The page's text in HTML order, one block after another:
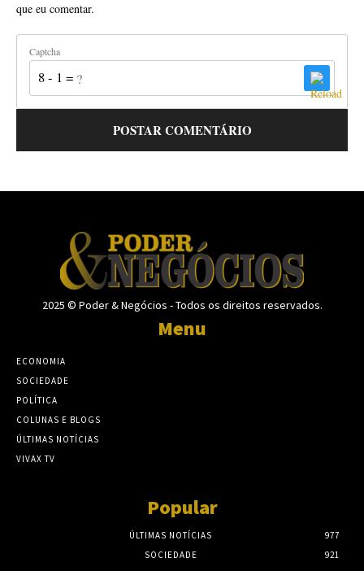
que eu comentar.
Captcha
8 - 1 = ?
2025 © Poder & Negócios - Todos os direitos reservados.
Menu
ECONOMIA
SOCIEDADE
POLÍTICA
COLUNAS E BLOGS
ÚLTIMAS NOTÍCIAS
VIVAX TV
Popular
ÚLTIMAS NOTÍCIAS
977
SOCIEDADE
921